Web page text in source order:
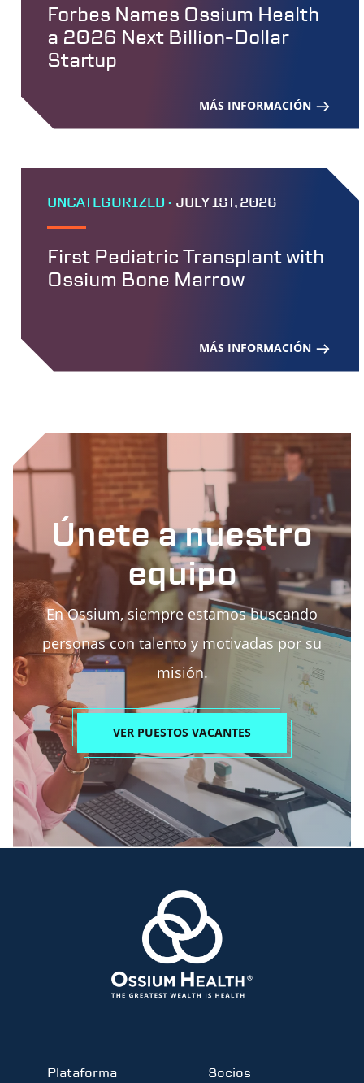
Forbes Names Ossium Health
a 2026 Next Billion-Dollar
Startup
MÁS INFORMACIÓN
UNCATEGORIZED • JULY 1ST, 2026
First Pediatric Transplant with
Ossium Bone Marrow
MÁS INFORMACIÓN
Únete a nuestro
equipo
En Ossium, siempre estamos buscando
personas con talento y motivadas por su
misión.
VER PUESTOS VACANTES
Plataforma
Socios